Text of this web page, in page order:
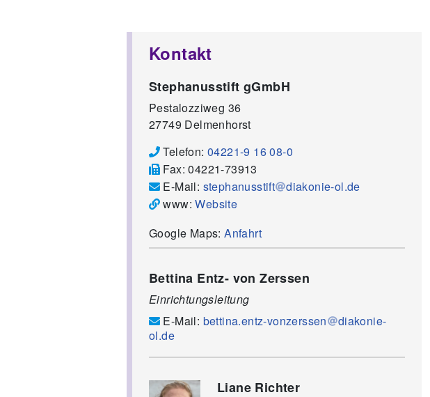
Kontakt
Stephanusstift gGmbH
Pestalozziweg 36
27749 Delmenhorst
Telefon:04221-9 16 08-0
Fax:04221-73913
E-Mail: stephanusstift
diakonie-ol.de
www:Website
Google Maps:Anfahrt
Bettina Entz- von Zerssen
Einrichtungsleitung
E-Mail: bettina.entz-vonzerssen
diakonie-
ol.de
Liane Richter